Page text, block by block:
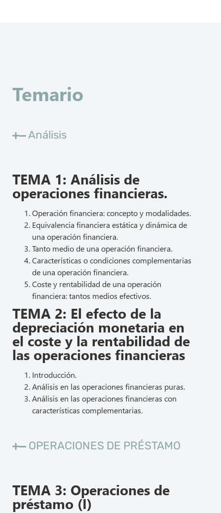
Temario
Análisis
TEMA 1: Análisis de
operaciones financieras.
Operación financiera: concepto y modalidades.
Equivalencia financiera estática y dinámica de
una operación financiera.
Tanto medio de una operación financiera.
Características o condiciones complementarias
de una operación financiera.
Coste y rentabilidad de una operación
financiera: tantos medios efectivos.
TEMA 2: El efecto de la
depreciación monetaria en
el coste y la rentabilidad de
las operaciones financieras
Introducción.
Análisis en las operaciones financieras puras.
Análisis en las operaciones financieras con
características complementarias.
OPERACIONES DE PRÉSTAMO
TEMA 3: Operaciones de
préstamo (I)